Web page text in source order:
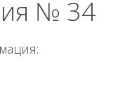
№ 34